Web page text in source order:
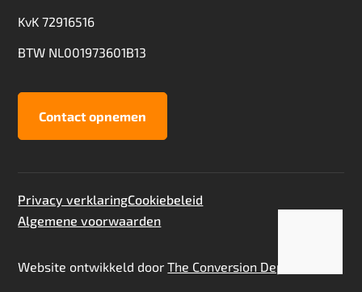
KvK 72916516
BTW NL001973601B13
Contact opnemen
Privacy verklaringCookiebeleid
Algemene voorwaarden
Website ontwikkeld doorThe Conversion Department